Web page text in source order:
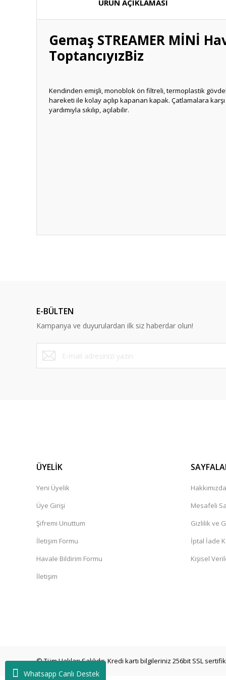
Whatsapp Canlı Destek
ÜRÜN AÇIKLAMASI
Gemaş STREAMER MİNİ
ToptancıyızBiz
Kendinden emişli, monoblok ön filtreli, termoplastik
hareketi ile kolay açılıp kapanan kapak. Çatlamalara
yardımıyla sıkılıp, açılabilir.
E-BÜLTEN
Kampanya ve duyurulardan ilk siz haberdar olun!
ÜYELİK
Yeni Üyelik
Üye Girişi
Şifremi Unuttum
İletişim Formu
Havale Bildirim Formu
İletişim
Hakkımızda
Mesafeli
Gizlilik ve
İptal İade
Kişisel
© Tüm Hakları Saklıdır. Kredi kartı bilgileriniz 256bit SSL